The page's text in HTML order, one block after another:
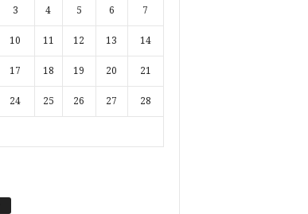
3 4 5 6 7
10 11 12 13 14
17 18 19 20 21
24 25 26 27 28